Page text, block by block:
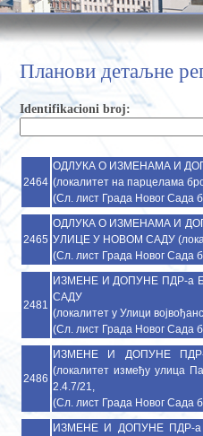
Планови детаљне
Identifikacioni broj:
2464
ОДЛУКА О ИЗМЕНАМА И
(локалитет на парцелама
(Сл. лист Града Новог Сада
2465
ОДЛУКА О ИЗМЕНАМА И
УЛИЦЕ У НОВОМ САДУ
(Сл. лист Града Новог Сада
2481
ИЗМЕНЕ И ДОПУНЕ ПДР-а
САДУ
(локалитет у Улици
(Сл. лист Града Новог Сада
2486
ИЗМЕНЕ И ДОПУНЕ
(локалитет између улица
2.4.7/21,
(Сл. лист Града Новог Сада
ИЗМЕНЕ И ДОПУНЕ ПДР-